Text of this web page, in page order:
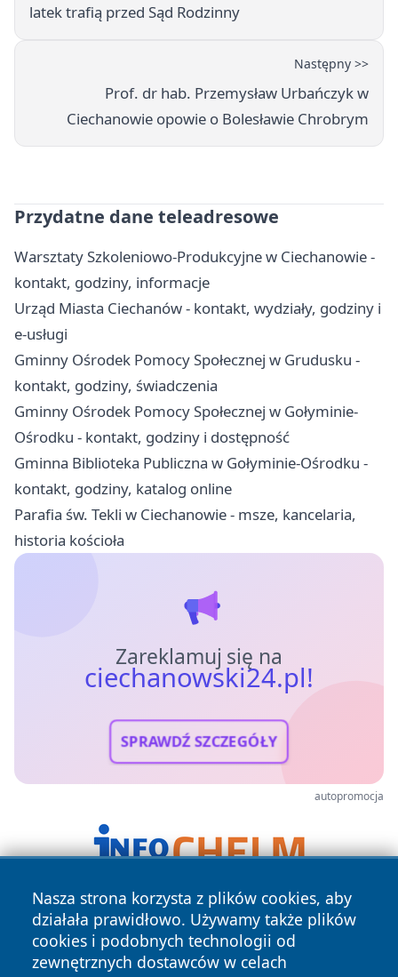
latek trafią przed Sąd Rodzinny
Następny >>
Prof. dr hab. Przemysław Urbańczyk w
Ciechanowie opowie o Bolesławie Chrobrym
Przydatne dane teleadresowe
Warsztaty Szkoleniowo‑Produkcyjne w Ciechanowie -
kontakt, godziny, informacje
Urząd Miasta Ciechanów - kontakt, wydziały, godziny i
e-usługi
Gminny Ośrodek Pomocy Społecznej w Grudusku -
kontakt, godziny, świadczenia
Gminny Ośrodek Pomocy Społecznej w Gołyminie-
Ośrodku - kontakt, godziny i dostępność
Gminna Biblioteka Publiczna w Gołyminie-Ośrodku -
kontakt, godziny, katalog online
Parafia św. Tekli w Ciechanowie - msze, kancelaria,
historia kościoła
Zareklamuj się na
ciechanowski24.pl!
SPRAWDŹ SZCZEGÓŁY
autopromocja
Nasza strona korzysta z plików cookies, aby
działała prawidłowo. Używamy także plików
cookies i podobnych technologii od
zewnętrznych dostawców w celach